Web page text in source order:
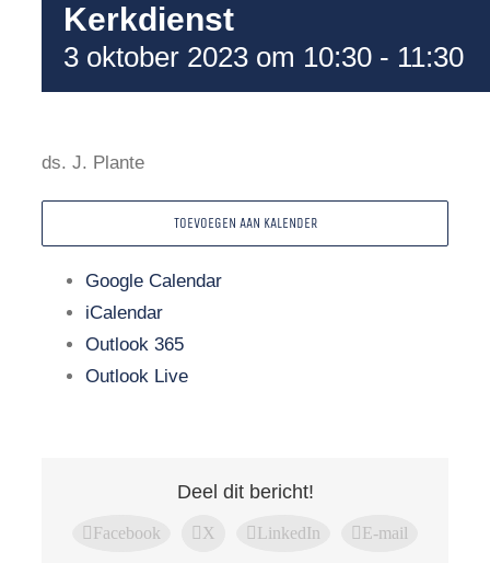
Kerkdienst
3 oktober 2023 om 10:30 - 11:30
ds. J. Plante
TOEVOEGEN AAN KALENDER
Google Calendar
iCalendar
Outlook 365
Outlook Live
Deel dit bericht!
Facebook X LinkedIn E-mail